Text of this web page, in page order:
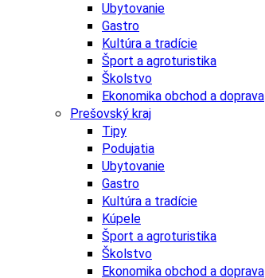
Ubytovanie
Gastro
Kultúra a tradície
Šport a agroturistika
Školstvo
Ekonomika obchod a doprava
Prešovský kraj
Tipy
Podujatia
Ubytovanie
Gastro
Kultúra a tradície
Kúpele
Šport a agroturistika
Školstvo
Ekonomika obchod a doprava